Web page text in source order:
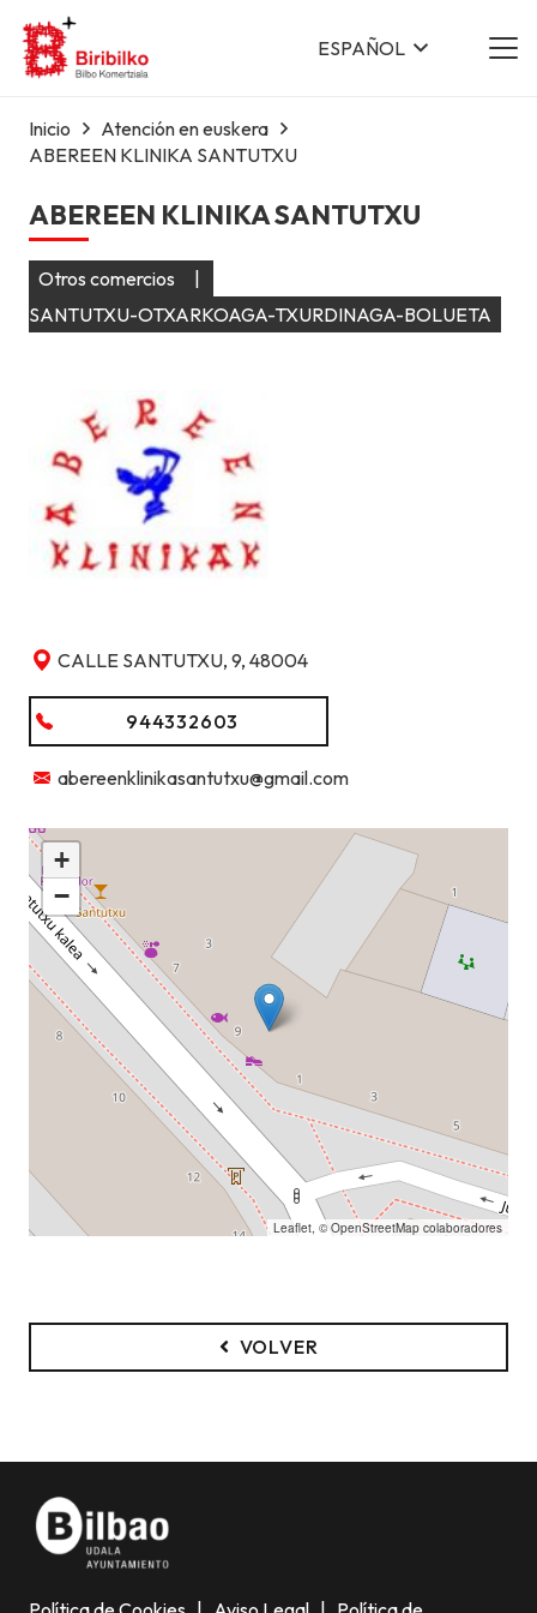
ESPAÑOL
Inicio
Atención en euskera
ABEREEN KLINIKA SANTUTXU
ABEREEN KLINIKA SANTUTXU
Otros comercios
|
SANTUTXU-OTXARKOAGA-TXURDINAGA-BOLUETA
CALLE SANTUTXU, 9, 48004
944332603
abereenklinikasantutxu@gmail.com
+
−
Leaflet , ©OpenStreetMap colaboradores
VOLVER